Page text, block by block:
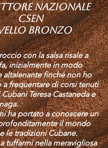
NAZIONALE
CSEN
BRONZO
con la salsa risale a
inizialmente in modo
altalenante finché non ho
frequentare di corsi tenuti
Teresa Castaneda e
ha portato a conoscere un
il mondo
le tradizioni Cubane.
tuffarmi nella meravigliosa